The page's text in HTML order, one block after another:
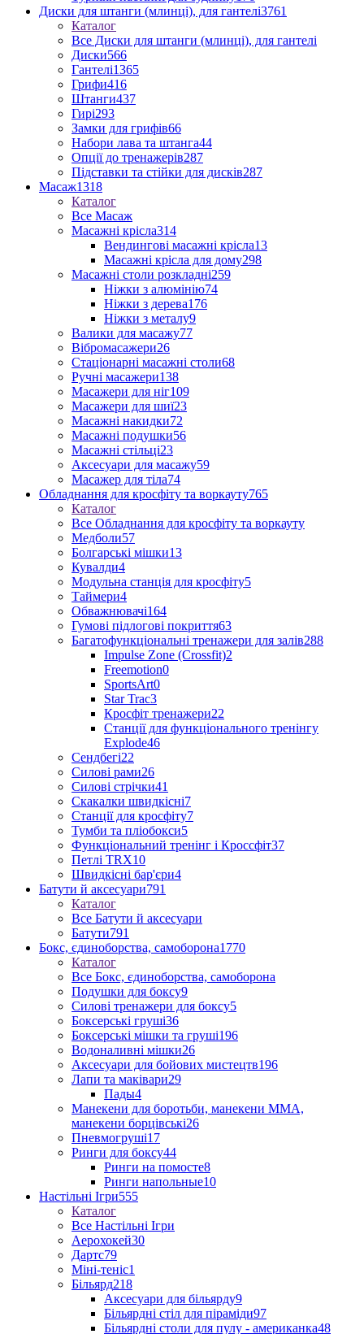
Диски для штанги (млинці), для гантелі3761
Каталог
Все Диски для штанги (млинці), для гантелі
Диски566
Гантелі1365
Грифи416
Штанги437
Гирі293
Замки для грифів66
Набори лава та штанга44
Опції до тренажерів287
Підставки та стійки для дисків287
Масаж1318
Каталог
Все Масаж
Масажні крісла314
Вендингові масажні крісла13
Масажні крісла для дому298
Масажні столи розкладні259
Ніжки з алюмінію74
Ніжки з дерева176
Ніжки з металу9
Валики для масажу77
Вібромасажери26
Стаціонарні масажні столи68
Ручні масажери138
Масажери для ніг109
Масажери для шиї23
Масажні накидки72
Масажні подушки56
Масажні стільці23
Аксесуари для масажу59
Масажер для тіла74
Обладнання для кросфіту та воркауту765
Каталог
Все Обладнання для кросфіту та воркауту
Медболи57
Болгарські мішки13
Кувалди4
Модульна станція для кросфіту5
Таймери4
Обважнювачі164
Гумові підлогові покриття63
Багатофункціональні тренажери для залів288
Impulse Zone (Crossfit)2
Freemotion0
SportsArt0
Star Trac3
Кросфіт тренажери22
Станції для функціонального тренінгу
Explode46
Сендбегі22
Силові рами26
Силові стрічки41
Скакалки швидкісні7
Станції для кросфіту7
Тумби та пліобокси5
Функціональний тренінг і Кроссфіт37
Петлі TRX10
Швидкісні бар'єри4
Батути й аксесуари791
Каталог
Все Батути й аксесуари
Батути791
Бокс, єдиноборства, самоборона1770
Каталог
Все Бокс, єдиноборства, самоборона
Подушки для боксу9
Силові тренажери для боксу5
Боксерські груші36
Боксерські мішки та груші196
Водоналивні мішки26
Аксесуари для бойових мистецтв196
Лапи та маківари29
Пады4
Манекени для боротьби, манекени ММА,
манекени борцівські26
Пневмогруші17
Ринги для боксу44
Ринги на помосте8
Ринги напольные10
Настільні Ігри555
Каталог
Все Настільні Ігри
Аерохокей30
Дартс79
Міні-теніс1
Більярд218
Аксесуари для більярду9
Більярдні стіл для піраміди97
Більярдні столи для пулу - американка48